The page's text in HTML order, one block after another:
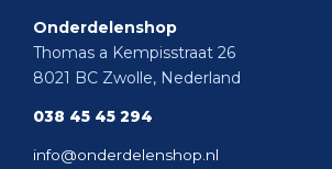
Onderdelenshop
Thomas a Kempisstraat 26
8021 BC Zwolle, Nederland
038 45 45 294
info@onderdelenshop.nl